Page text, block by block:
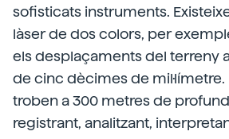
sofisticats instruments.
làser de dos colors, per
els desplaçaments del terreny
de cinc dècimes de mil·límetre.
troben a 300 metres de
registrant, analitzant,